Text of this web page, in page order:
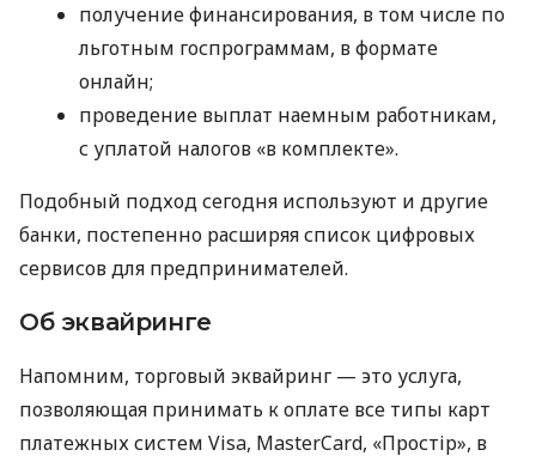
получение финансирования, в том числе по
льготным госпрограммам, в формате
онлайн;
проведение выплат наемным работникам,
с уплатой налогов «в комплекте».
Подобный подход сегодня используют и другие
банки, постепенно расширяя список цифровых
сервисов для предпринимателей.
Об эквайринге
Напомним, торговый эквайринг — это услуга,
позволяющая принимать к оплате все типы карт
платежных систем Visa, MasterCard, «Простір», в